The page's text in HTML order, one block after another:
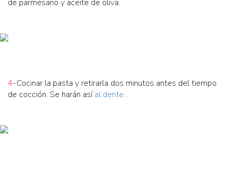
de parmesano y aceite de oliva.
4-Cocinar la pasta y retirarla dos minutos antes del tiempo
de cocción. Se harán asíal dente .